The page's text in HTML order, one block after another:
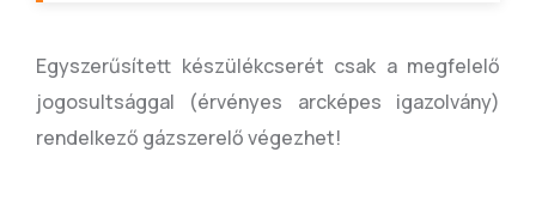
Egyszerűsített készülékcserét csak a megfelelő
jogosultsággal (érvényes arcképes igazolvány)
rendelkező gázszerelő végezhet!